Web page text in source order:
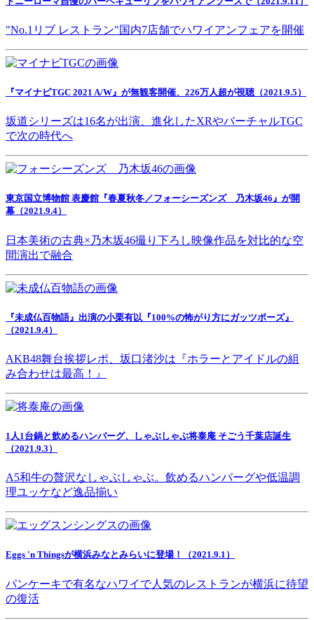
"No.1リブ レストラン"国内7店舗でハワイアンフェアを開催
『マイナビTGC 2021 A/W』が無観客開催、226万人超が視聴（2021.9.5）
坂道シリーズは16名が出演、進化したXRやバーチャルTGC
で次の時代へ
東京国立博物館 表慶館『春夏秋冬／フォーシーズンズ 乃木坂46』が開
幕（2021.9.4）
日本美術の古典×乃木坂46撮り下ろし映像作品を対比的な空
間演出で融合
『未成仏百物語』出演の小栗有以『100%の怖がり方にガッツポーズ』
（2021.9.4）
AKB48舞台挨拶レポ、坂口渚沙は『ホラーとアイドルの組
み合わせは最高！』
1人1台鍋と飲めるハンバーグ、しゃぶしゃぶ将泰庵 そごう千葉店誕生
（2021.9.3）
A5和牛の贅沢なしゃぶしゃぶ。飲めるハンバーグや低温調
理ユッケなど逸品揃い
Eggs 'n Thingsが横浜みなとみらいに登場！（2021.9.1）
パンケーキで有名なハワイで人気のレストランが横浜に待望
の復活